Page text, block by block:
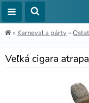
» Karneval a párty »
Veľká cigara atrapa